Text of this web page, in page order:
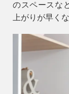
のスペースな
上がりが早く